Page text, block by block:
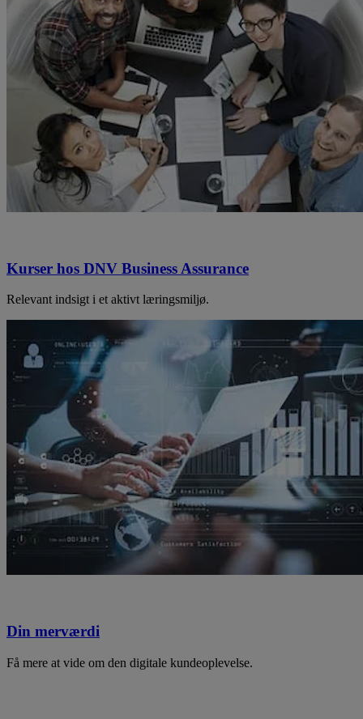
Kurser hos DNV Business Assurance
Relevant indsigt i et aktivt læringsmiljø.
Din merværdi
Få mere at vide om den digitale kundeoplevelse.